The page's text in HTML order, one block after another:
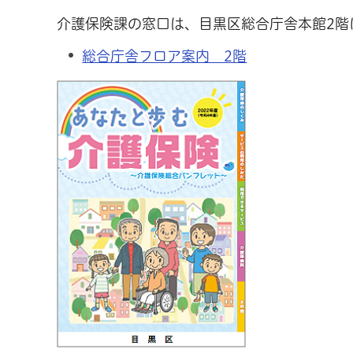
介護保険課の窓口は、目黒区総合庁舎本館2階
総合庁舎フロア案内 2階